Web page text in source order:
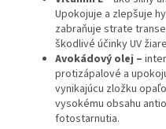
Upokojuje a zlepšuje
zabraňuje strate
škodlivé účinky UV
Avokádový olej –
protizápalové a
vynikajúcu zložku
vysokému obsahu
fotostarnutia.